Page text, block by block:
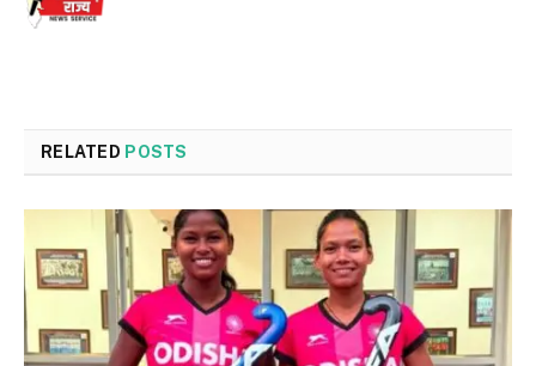
RELATED POSTS